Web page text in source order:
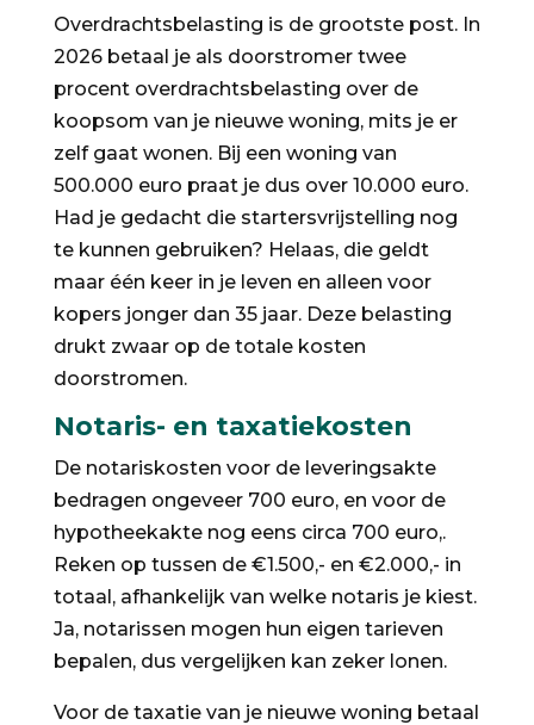
Overdrachtsbelasting is de grootste post. In
2026 betaal je als doorstromer twee
procent overdrachtsbelasting over de
koopsom van je nieuwe woning, mits je er
zelf gaat wonen. Bij een woning van
500.000 euro praat je dus over 10.000 euro.
Had je gedacht die startersvrijstelling nog
te kunnen gebruiken? Helaas, die geldt
maar één keer in je leven en alleen voor
kopers jonger dan 35 jaar. Deze belasting
drukt zwaar op de totale kosten
doorstromen.
Notaris- en taxatiekosten
De notariskosten voor de leveringsakte
bedragen ongeveer 700 euro, en voor de
hypotheekakte nog eens circa 700 euro,.
Reken op tussen de €1.500,- en €2.000,- in
totaal, afhankelijk van welke notaris je kiest.
Ja, notarissen mogen hun eigen tarieven
bepalen, dus vergelijken kan zeker lonen.
Voor de taxatie van je nieuwe woning betaal